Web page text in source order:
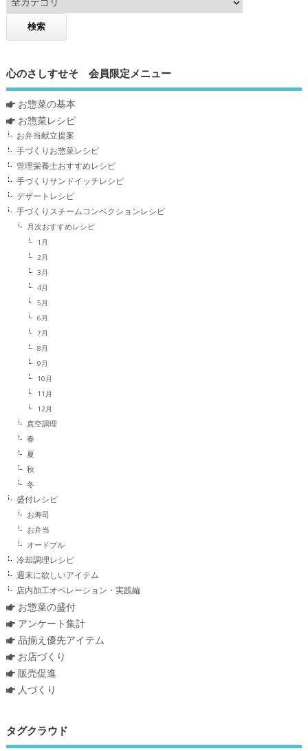
心のさしすせそ 会員限定メニュー
お惣菜の基本
お惣菜レシピ
お弁当献立提案
手づくりお惣菜レシピ
管理栄養士おすすめレシピ
手づくりサンドイッチレシピ
デザートレシピ
手づくりスチームコンベクションレシピ
月次おすすめレシピ
1月
2月
3月
4月
5月
6月
7月
8月
9月
10月
11月
12月
真空調理
春
夏
秋
冬
盛付レシピ
お寿司
お弁当
オードブル
冷却調理レシピ
週末に欲しいアイテム
店内加工オペレーション・実践編
お惣菜の盛付
アンケート集計
品揃え優先アイテム
お店づくり
販売促進
人づくり
タグクラウド